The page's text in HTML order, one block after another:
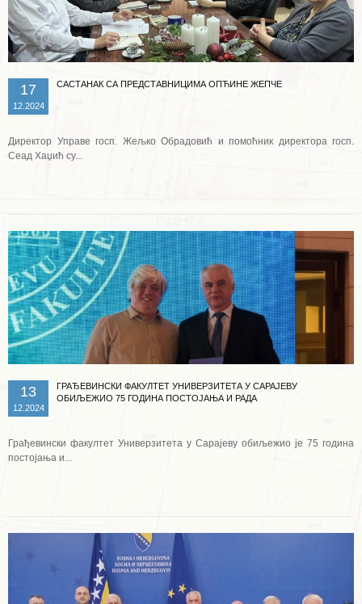
17
12.2024
САСТАНАК СА ПРЕДСТАВНИЦИМА ОПЋИНЕ ЖЕПЧЕ
Директор Управе госп. Жељко Обрадовић и помоћник директора госп.
Сеад Хаџић су...
13
12.2024
ГРАЂЕВИНСКИ ФАКУЛТЕТ УНИВЕРЗИТЕТА У САРАЈЕВУ
ОБИЉЕЖИО 75 ГОДИНА ПОСТОЈАЊА И РАДА
Грађевински факултет Универзитета у Сарајеву обиљежио је 75 година
постојања и...